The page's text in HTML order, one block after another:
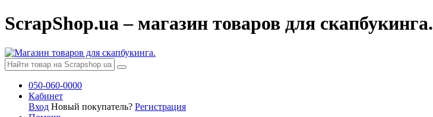
ScrapShop.ua – магазин товаров для скапбукинга.
050-060-0000
Кабинет
Вход Новый покупатель? Регистрация